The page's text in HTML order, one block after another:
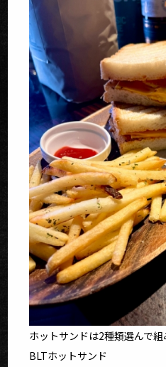
ホットサンドは2種類選んで
BLTホットサンド